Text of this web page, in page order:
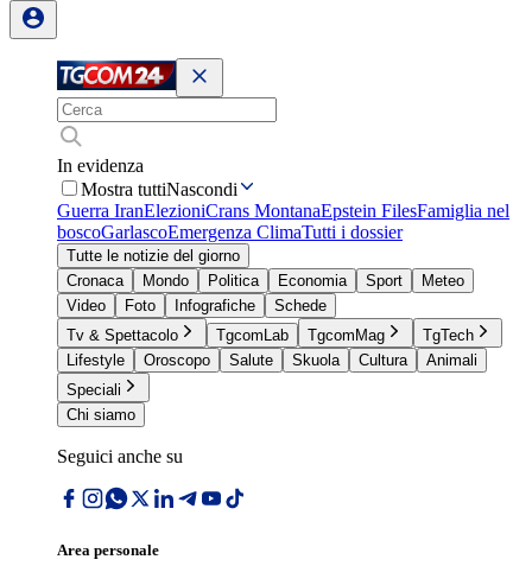
In evidenza
Mostra tuttiNascondi
Guerra IranElezioniCrans MontanaEpstein FilesFamiglia nel
boscoGarlascoEmergenza ClimaTutti i dossier
Tutte le notizie del giorno
Cronaca
Mondo Politica Economia Sport
Meteo
Video
Foto Infografiche
Schede
Tv & Spettacolo
TgcomLab TgcomMag
TgTech
Lifestyle
Oroscopo Salute Skuola Cultura
Animali
Speciali
Chi siamo
Seguici anche su
Area personale